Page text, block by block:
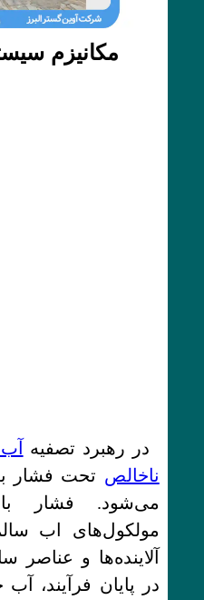
مکانیزم
در رهبرد تصفیه
ناخالص
می‌شود. فشار
مولکول‌های اب
آلاینده‌ها و عناصر
در پایان فرآیند،